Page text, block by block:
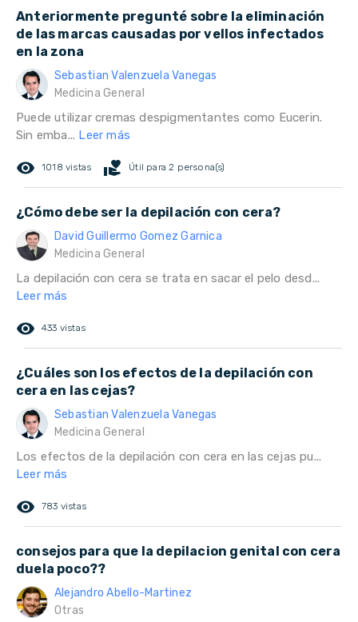
Anteriormente pregunté sobre la eliminación
de las marcas causadas por vellos infectados
en la zona
Sebastian Valenzuela Vanegas
Medicina General
Puede utilizar cremas despigmentantes como Eucerin.
Sin emba... Leer más
remove_red_eye 1018 vistas volunteer_activism Útil para 2 persona(s)
¿Cómo debe ser la depilación con cera?
David Guillermo Gomez Garnica
Medicina General
La depilación con cera se trata en sacar el pelo desd...
Leer más
remove_red_eye 433 vistas
¿Cuáles son los efectos de la depilación con
cera en las cejas?
Sebastian Valenzuela Vanegas
Medicina General
Los efectos de la depilación con cera en las cejas pu...
Leer más
remove_red_eye 783 vistas
consejos para que la depilacion genital con cera
duela poco??
Alejandro Abello-Martinez
Otras